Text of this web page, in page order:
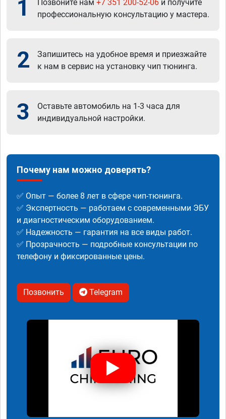
1 Позвоните нам +7 351 200-52-06 и получите
профессиональную консультацию у мастера.
2
Запишитесь на удобное время и приезжайте
к нам в сервис на установку чип тюнинга.
3
Оставьте автомобиль на 1-3 часа для
индивидуальной настройки.
Почему нам можно доверять?
✅ Опыт — более 8 лет в сфере чип-тюнинга.
✅ Экспертность — работаем с современными ЭБУ
и диагностическим оборудованием.
✅ Надежность — гарантия на все виды работ.
✅ Прозрачность — подробные консультации по
телефону и фиксированные цены.
Позвонить Telegram